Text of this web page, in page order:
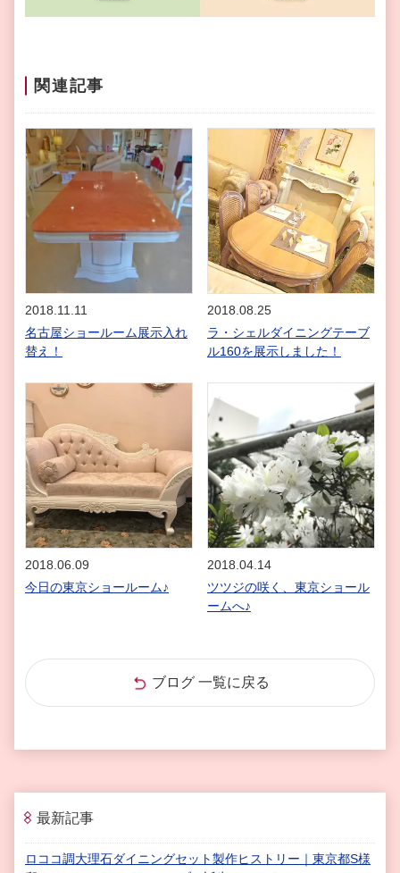
関連記事
2018.11.11
名古屋ショールーム展示入れ
替え！
2018.08.25
ラ・シェルダイニングテーブ
ル160を展示しました！
2018.06.09
今日の東京ショールーム♪
2018.04.14
ツツジの咲く、東京ショール
ームへ♪
ブログ 一覧に戻る
最新記事
ロココ調大理石ダイニングセット製作ヒストリー｜東京都S様